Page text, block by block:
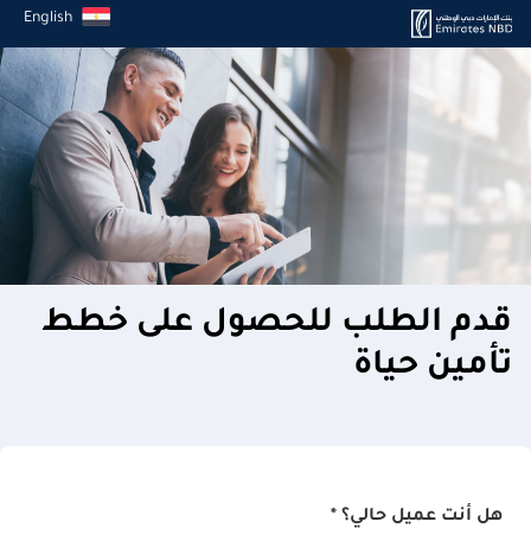
English
قدم الطلب للحصول على خطط
تأمين حياة
هل أنت عميل حالي؟ *